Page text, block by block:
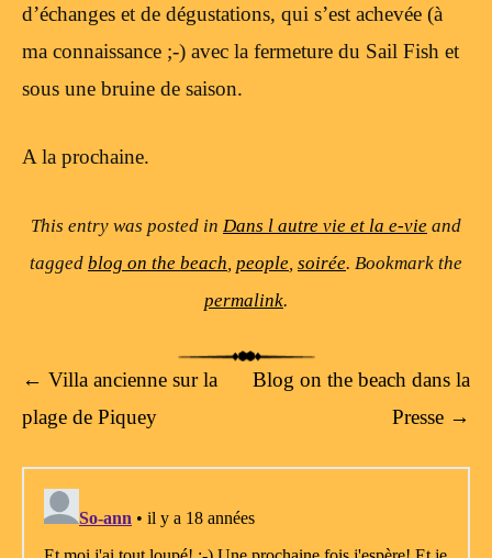
d’échanges et de dégustations, qui s’est achevée (à
ma connaissance ;-) avec la fermeture du Sail Fish et
sous une bruine de saison.
A la prochaine.
This entry was posted in Dans l autre vie et la e-vie and
tagged blog on the beach people soirée. Bookmark the
permalink.
Post navigation
← Villa ancienne sur la
plage de Piquey
Blog on the beach dans la
Presse →